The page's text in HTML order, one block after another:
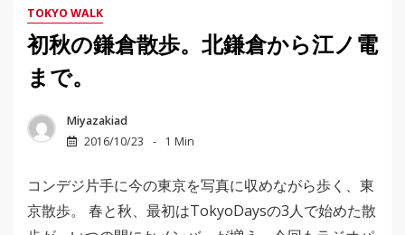
TOKYO WALK
初秋の鎌倉散歩。北鎌倉から江ノ電
まで。
Miyazakiad
2016/10/23
1 Min
コンデジ片手に今の東京を写真に収めながら歩く、東
京散歩。 春と秋、最初はTokyoDaysの3人で始めた散